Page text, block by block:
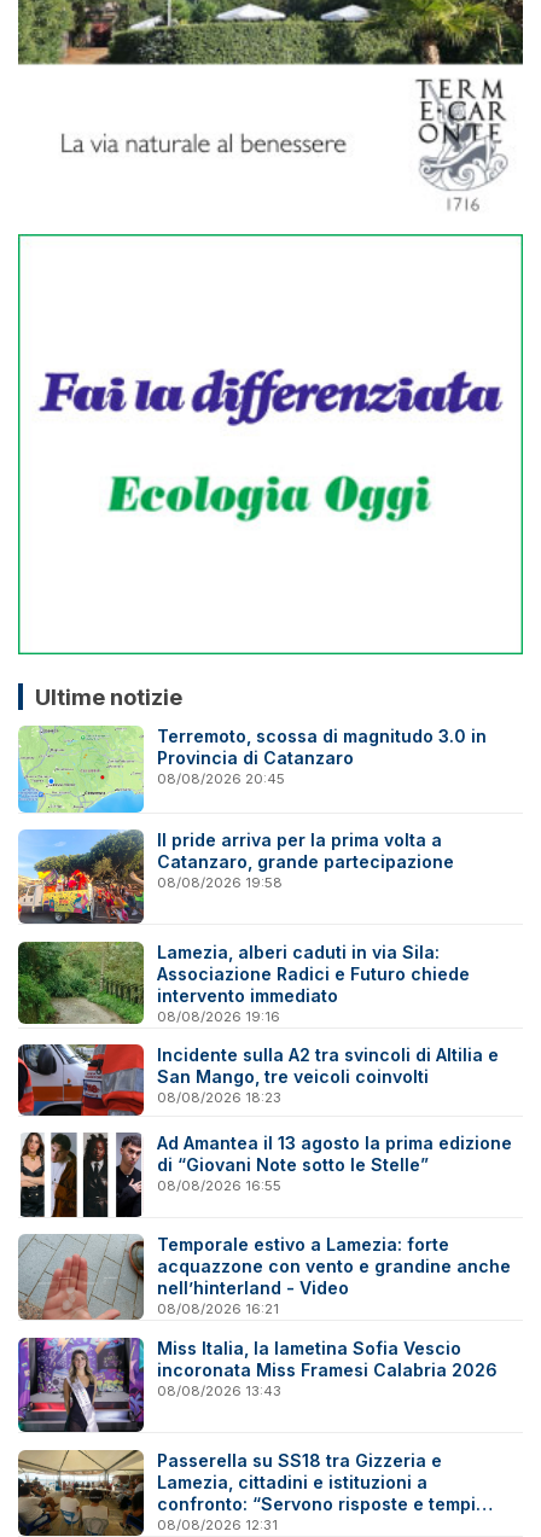
Ultime notizie
Terremoto, scossa di magnitudo 3.0 in
Provincia di Catanzaro
08/08/2026 20:45
Il pride arriva per la prima volta a
Catanzaro, grande partecipazione
08/08/2026 19:58
Lamezia, alberi caduti in via Sila:
Associazione Radici e Futuro chiede
intervento immediato
08/08/2026 19:16
Incidente sulla A2 tra svincoli di Altilia e
San Mango, tre veicoli coinvolti
08/08/2026 18:23
Ad Amantea il 13 agosto la prima edizione
di “Giovani Note sotto le Stelle”
08/08/2026 16:55
Temporale estivo a Lamezia: forte
acquazzone con vento e grandine anche
nell’hinterland - Video
08/08/2026 16:21
Miss Italia, la lametina Sofia Vescio
incoronata Miss Framesi Calabria 2026
08/08/2026 13:43
Passerella su SS18 tra Gizzeria e
Lamezia, cittadini e istituzioni a
confronto: “Servono risposte e tempi
certi”
08/08/2026 12:31